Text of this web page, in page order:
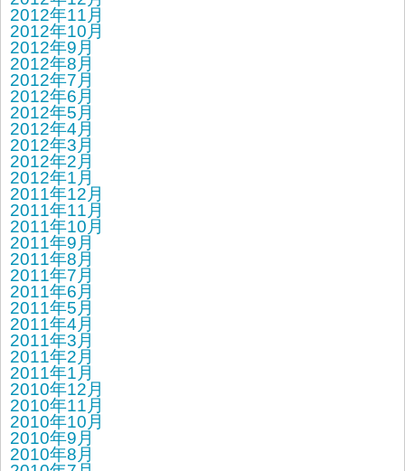
2012年11月
2012年10月
2012年9月
2012年8月
2012年7月
2012年6月
2012年5月
2012年4月
2012年3月
2012年2月
2012年1月
2011年12月
2011年11月
2011年10月
2011年9月
2011年8月
2011年7月
2011年6月
2011年5月
2011年4月
2011年3月
2011年2月
2011年1月
2010年12月
2010年11月
2010年10月
2010年9月
2010年8月